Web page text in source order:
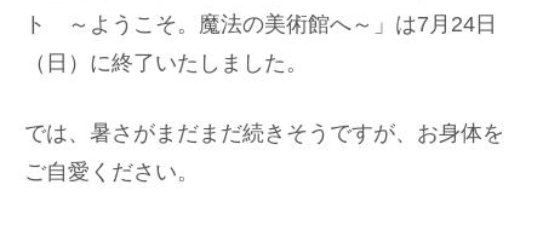
ト ～ようこそ。魔法の美術館へ～」は7月24日
（日）に終了いたしました。
では、暑さがまだまだ続きそうですが、お身体を
ご自愛ください。